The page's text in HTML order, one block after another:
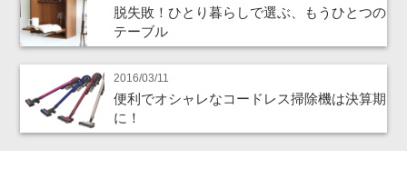
脱失敗！ひとり暮らしで選ぶ、もうひとつの
テーブル
2016/03/11
便利でオシャレなコードレス掃除機は決算期
に！